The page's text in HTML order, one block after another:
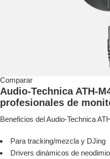
Comparar
Audio-Technica ATH-
profesionales de
Beneficios del Audio-Technica
Para tracking/mezcla y DJing
Drivers dinámicos de